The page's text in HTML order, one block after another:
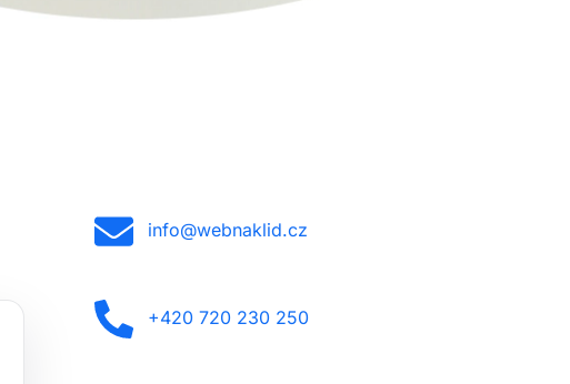
info@webnaklid.cz
+420 720 230 250